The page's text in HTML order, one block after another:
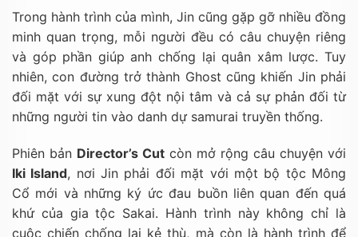
Trong hành trình của mình, Jin cũng gặp gỡ nhiều đồng
minh quan trọng, mỗi người đều có câu chuyện riêng
và góp phần giúp anh chống lại quân xâm lược. Tuy
nhiên, con đường trở thành Ghost cũng khiến Jin phải
đối mặt với sự xung đột nội tâm và cả sự phản đối từ
những người tin vào danh dự samurai truyền thống.
Phiên bản Director’s Cut còn mở rộng câu chuyện với
Iki Island, nơi Jin phải đối mặt với một bộ tộc Mông
Cổ mới và những ký ức đau buồn liên quan đến quá
khứ của gia tộc Sakai. Hành trình này không chỉ là
cuộc chiến chống lại kẻ thù, mà còn là hành trình để